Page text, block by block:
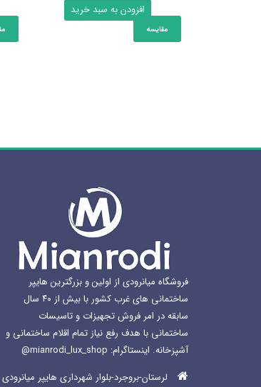
افزودن به سبد خرید
مقایسه
فروشگاه میانرودی از اولین و بزرگترین هایپر
ساختمانی های غرب کشور با بیش از ۴۰ سال
سابقه در امر فروش تجهیزات و تاسیسات
ساختمانی با هدف رفع نیاز تمام اقلام ساختمانی و
آشپزخانه. اینستاگرام: mianrodi_lux_shop@
لرستان-بروجرد-بلوار شهرداری هایپر میانرودی
میانرودی و
آینه المنت دار یا آینه
مزایا و کاربرد هر کدام
1404-07-08
لوله و اتصالات داخلی |
کاربرد ها و نکات مهم
1404-07-01
کابین های روشویی و
راهنمای کامل و جامع